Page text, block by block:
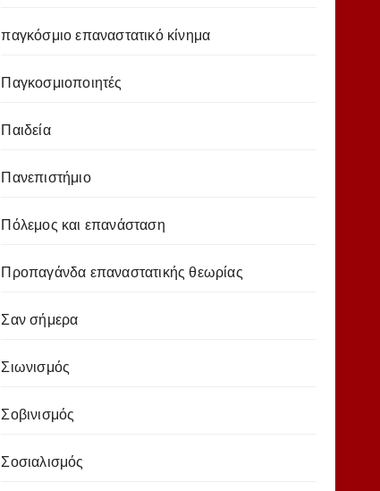
παγκόσμιο επαναστατικό κίνημα
Παγκοσμιοποιητές
Παιδεία
Πανεπιστήμιο
Πόλεμος και επανάσταση
Προπαγάνδα επαναστατικής θεωρίας
Σαν σήμερα
Σιωνισμός
Σοβινισμός
Σοσιαλισμός